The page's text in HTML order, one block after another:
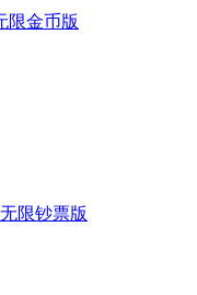
限金币版
限钞票版